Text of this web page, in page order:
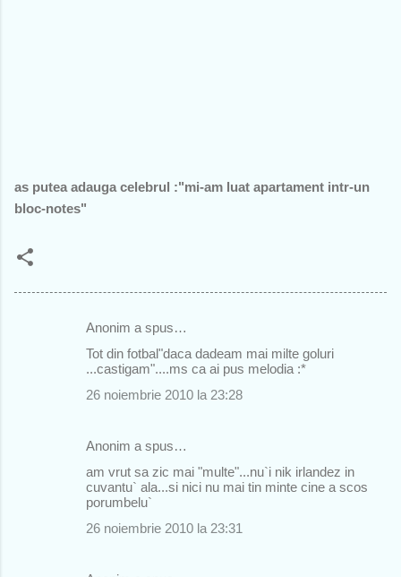
as putea adauga celebrul :"mi-am luat apartament intr-un
bloc-notes"
Anonim a spus…
Tot din fotbal"daca dadeam mai milte goluri
...castigam"....ms ca ai pus melodia :*
26 noiembrie 2010 la 23:28
Anonim a spus…
am vrut sa zic mai "multe"...nu`i nik irlandez in
cuvantu` ala...si nici nu mai tin minte cine a scos
porumbelu`
26 noiembrie 2010 la 23:31